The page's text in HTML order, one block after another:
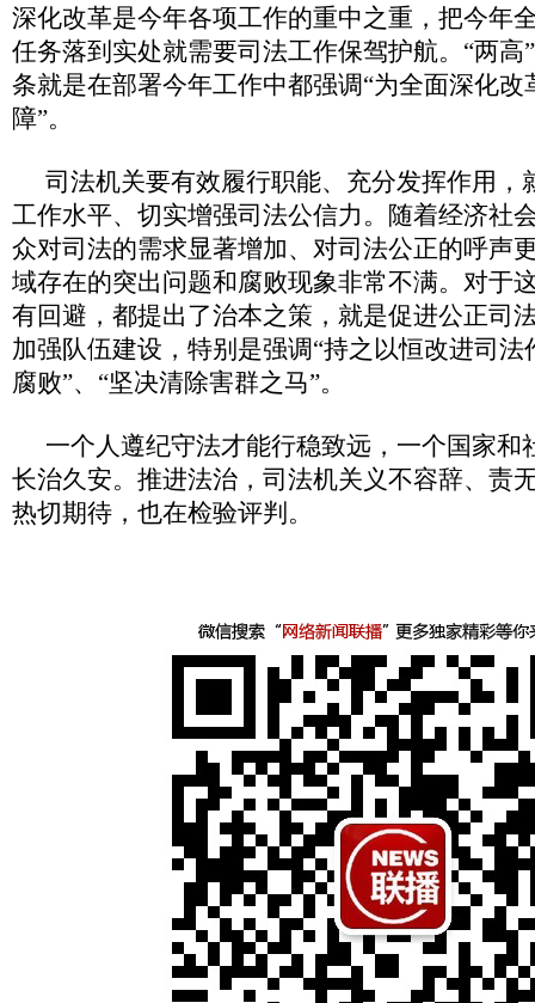
深化改革是今年各项工作的重中之重，把今年
任务落到实处就需要司法工作保驾护航。“两高
条就是在部署今年工作中都强调“为全面深化改
障”。
司法机关要有效履行职能、充分发挥作用，
工作水平、切实增强司法公信力。随着经济社
众对司法的需求显著增加、对司法公正的呼声
域存在的突出问题和腐败现象非常不满。对于
有回避，都提出了治本之策，就是促进公正司
加强队伍建设，特别是强调“持之以恒改进司法
腐败”、“坚决清除害群之马”。
一个人遵纪守法才能行稳致远，一个国家和
长治久安。推进法治，司法机关义不容辞、责
热切期待，也在检验评判。